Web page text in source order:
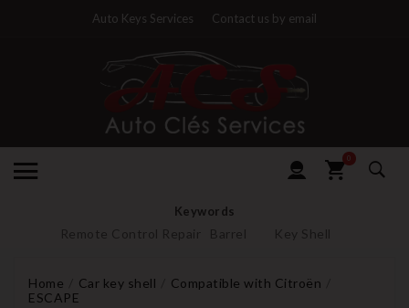
Auto Keys Services Contact us by email
0
Keywords
Remote Control Repair Barrel Key Shell
Home Car key shell
Compatible with Citroën
ESCAPE